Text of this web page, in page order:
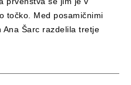
točko. Med posamičnimi
Šarc razdelila tretje